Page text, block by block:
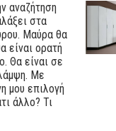
αναζήτηση
στα
Μαύρα θα
είναι ορατή
Θα είναι σε
Με
μου επιλογή
άλλο? Τι